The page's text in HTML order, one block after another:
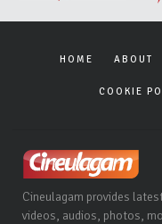
HOME ABOUT
COOKIE
Cineulagam provides
videos, audios, photos,